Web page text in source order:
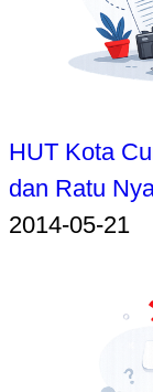
HUT Kota
dan Ratu
2014-05-21